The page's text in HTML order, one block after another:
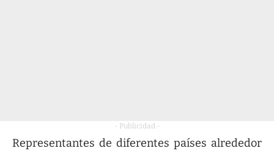
- Publicidad -
Representantes de diferentes países alrededor